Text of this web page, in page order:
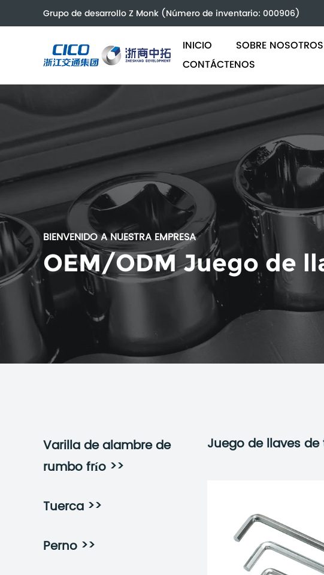
Grupo de desarrollo Z Monk (Número de inventario: 000906)
INICIO SOBRE NOSOTROS
CONTÁCTENOS
BIENVENIDO A NUESTRA EMPRESA
OEM/ODM Juego de
Varilla de alambre de
rumbo frío >>
Tuerca >>
Perno >>
Juego de llaves